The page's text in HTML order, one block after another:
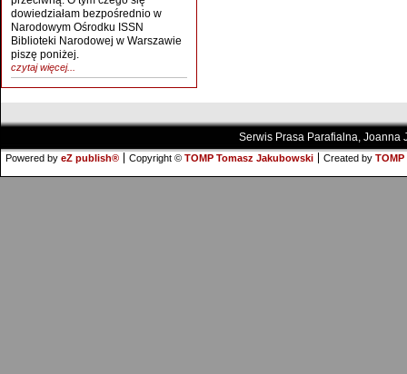
dowiedziałam bezpośrednio w
Narodowym Ośrodku ISSN
Biblioteki Narodowej w Warszawie
piszę poniżej.
czytaj więcej...
Serwis Prasa Parafialna, Joanna
Powered by eZ publish® Copyright © TOMP Tomasz Jakubowski Created by TOMP